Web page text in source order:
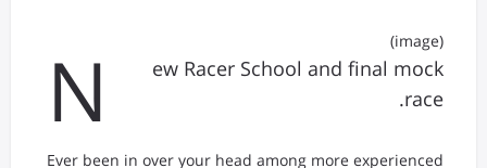
(image)
N
ew Racer School and final mock
race.
Ever been in over your head among more experienced